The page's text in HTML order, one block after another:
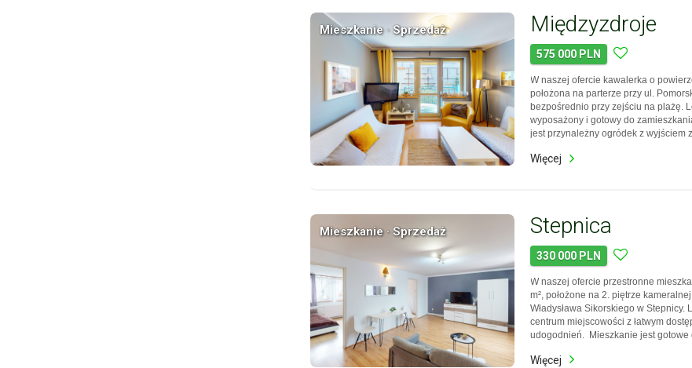
Mieszkanie · Sprzedaż Międzyzdroje
575 000 PLN
W naszej ofercie kawalerka o
położona na parterze przy ul.
bezpośrednio przy zejściu na plażę.
wyposażony i gotowy do
jest przynależny ogródek z wyjściem
skorzystania z wirtualnego spaceru,
Więcej
Mieszkanie · Sprzedaż Stepnica
330 000 PLN
W naszej ofercie przestronne
m², położone na 2. piętrze
Władysława Sikorskiego w Stepnicy.
centrum miejscowości z łatwym
udogodnień. Mieszkanie jest gotowe
znajduje się również murowany garaż
Więcej